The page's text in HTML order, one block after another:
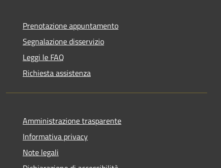
Prenotazione appuntamento
Segnalazione disservizio
Leggi le FAQ
Richiesta assistenza
Amministrazione trasparente
Informativa privacy
Note legali